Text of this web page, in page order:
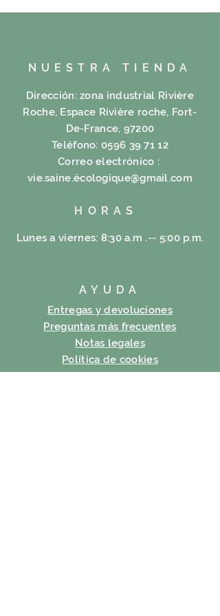
NUESTRA TIENDA
Dirección: zona industrial Rivière
Roche, Espace Rivière roche, Fort-
De-France, 97200
Teléfono:0596 39 71 12
Correo electrónico :
vie.saine.écologique@gmail.com
HORAS
Lunes a viernes: 8:30 a.m .-- 5:00 p.m.
AYUDA
Entregas y devoluciones
Preguntas más frecuentes
Notas legales
Política de cookies
política de confidencialidad